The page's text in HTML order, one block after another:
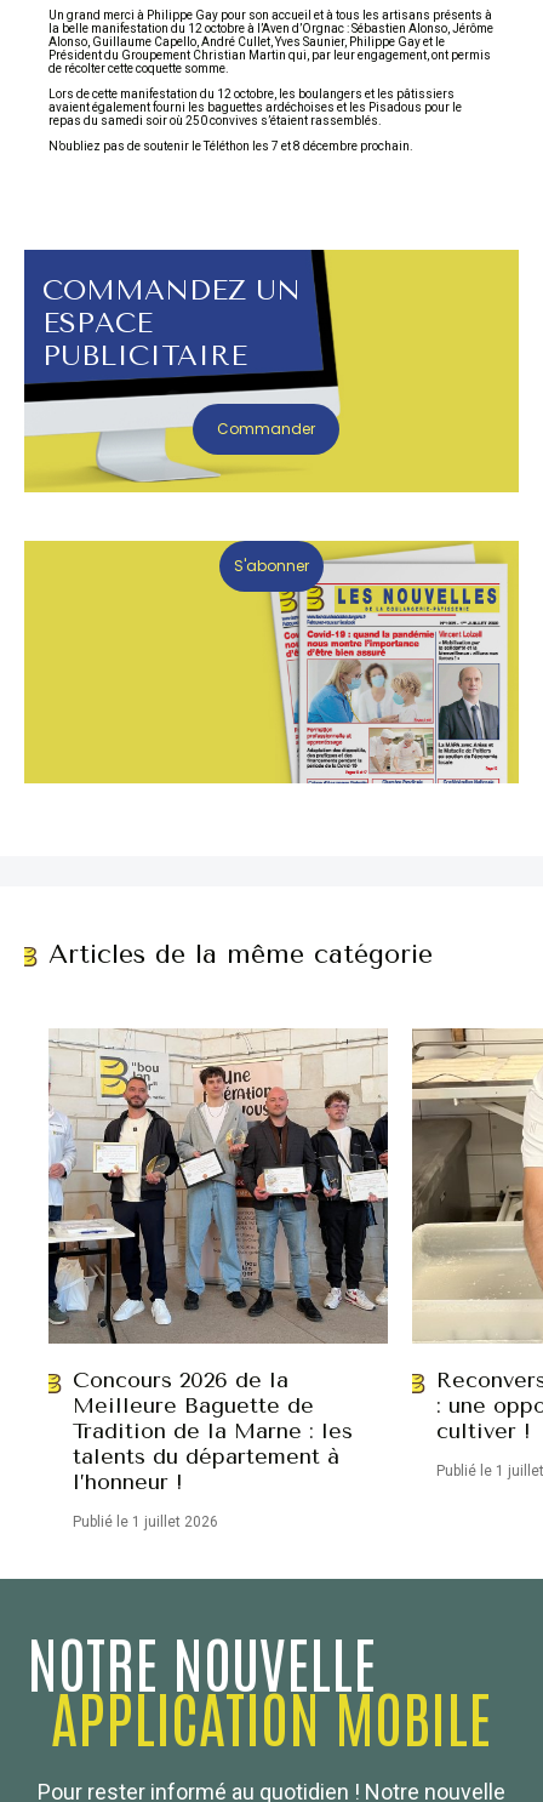
Un grand merci à Philippe Gay pour son accueil et à tous les artisans présents à
la belle manifestation du 12 octobre à l’Aven d’Orgnac : Sébastien Alonso, Jérôme
Alonso, Guillaume Capello, André Cullet, Yves Saunier, Philippe Gay et le
Président du Groupement Christian Martin qui, par leur engagement, ont permis
de récolter cette coquette somme.
Lors de cette manifestation du 12 octobre, les boulangers et les pâtissiers
avaient également fourni les baguettes ardéchoises et les Pisadous pour le
repas du samedi soir où 250 convives s’étaient rassemblés.
N’oubliez pas de soutenir le Téléthon les 7 et 8 décembre prochain.
COMMANDEZ UN
ESPACE
PUBLICITAIRE
Commander
S'abonner
Articles de la même catégorie
Concours 2026 de la
Meilleure Baguette de
Tradition de la Marne : les
talents du département à
l’honneur !
Publié le 1 juillet 2026
: une
cultiver !
Publié le 1
NOTRE NOUVELLE
APPLICATION MOBILE
Pour rester informé au quotidien ! Notre nouvelle
Boulanger de France